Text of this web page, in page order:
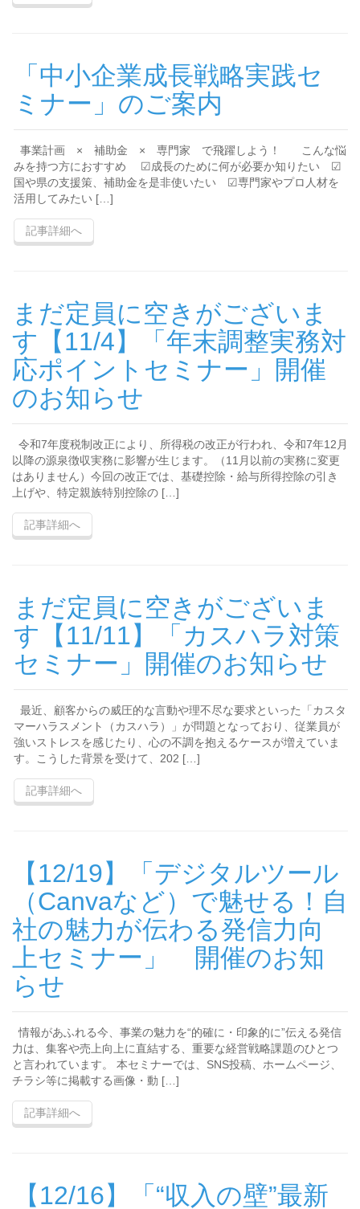
「中小企業成長戦略実践セ
ミナー」のご案内
事業計画 × 補助金 × 専門家 で飛躍しよう！ こんな悩
みを持つ方におすすめ ☑成長のために何が必要か知りたい ☑
国や県の支援策、補助金を是非使いたい ☑専門家やプロ人材を
活用してみたい […]
記事詳細へ
まだ定員に空きがございま
す【11/4】「年末調整実務対
応ポイントセミナー」開催
のお知らせ
令和7年度税制改正により、所得税の改正が行われ、令和7年12月
以降の源泉徴収実務に影響が生じます。（11月以前の実務に変更
はありません）今回の改正では、基礎控除・給与所得控除の引き
上げや、特定親族特別控除の […]
記事詳細へ
まだ定員に空きがございま
す【11/11】「カスハラ対策
セミナー」開催のお知らせ
最近、顧客からの威圧的な言動や理不尽な要求といった「カスタ
マーハラスメント（カスハラ）」が問題となっており、従業員が
強いストレスを感じたり、心の不調を抱えるケースが増えていま
す。こうした背景を受けて、202 […]
記事詳細へ
【12/19】「デジタルツール
（Canvaなど）で魅せる！自
社の魅力が伝わる発信力向
上セミナー」 開催のお知
らせ
情報があふれる今、事業の魅力を“的確に・印象的に”伝える発信
力は、集客や売上向上に直結する、重要な経営戦略課題のひとつ
と言われています。 本セミナーでは、SNS投稿、ホームページ、
チラシ等に掲載する画像・動 […]
記事詳細へ
【12/16】「“収入の壁”最新